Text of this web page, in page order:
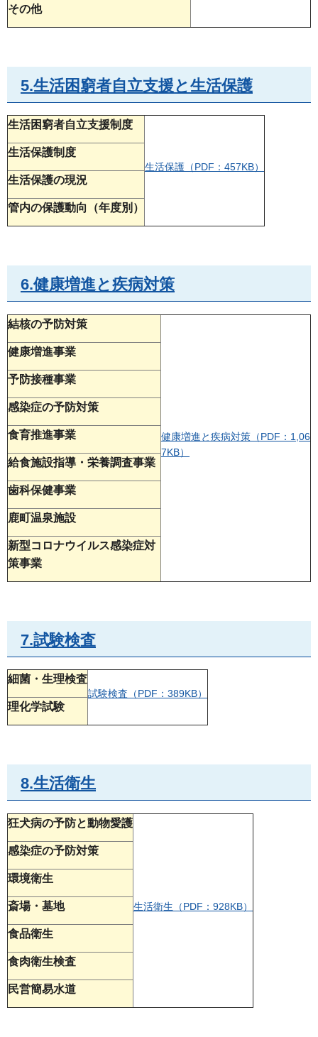
その他
5.生活困窮者自立支援と生活保護
生活困窮者自立支援制度
生活保護（PDF：457KB）
生活保護制度
生活保護の現況
管内の保護動向（年度別）
6.健康増進と疾病対策
結核の予防対策
健康増進と疾病対策（PDF：1,06
7KB）
健康増進事業
予防接種事業
感染症の予防対策
食育推進事業
給食施設指導・栄養調査事業
歯科保健事業
鹿町温泉施設
新型コロナウイルス感染症対
策事業
7.試験検査
細菌・生理検査
試験検査（PDF：389KB）
理化学試験
8.生活衛生
狂犬病の予防と動物愛護
生活衛生（PDF：928KB）
感染症の予防対策
環境衛生
斎場・墓地
食品衛生
食肉衛生検査
民営簡易水道